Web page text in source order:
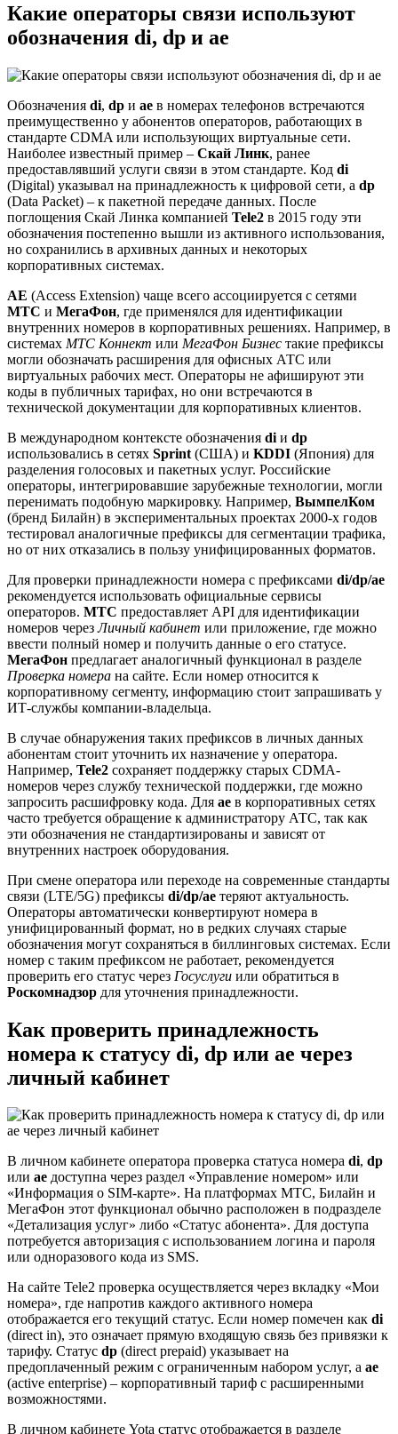
Какие операторы связи используют
обозначения di, dp и ae
Обозначения di, dp и ae в номерах телефонов встречаются
преимущественно у абонентов операторов, работающих в
стандарте CDMA или использующих виртуальные сети.
Наиболее известный пример – Скай Линк, ранее
предоставлявший услуги связи в этом стандарте. Код di
(Digital) указывал на принадлежность к цифровой сети, а dp
(Data Packet) – к пакетной передаче данных. После
поглощения Скай Линка компанией Tele2 в 2015 году эти
обозначения постепенно вышли из активного использования,
но сохранились в архивных данных и некоторых
корпоративных системах.
AE (Access Extension) чаще всего ассоциируется с сетями
МТС и МегаФон, где применялся для идентификации
внутренних номеров в корпоративных решениях. Например, в
системах МТС Коннект или МегаФон Бизнес такие префиксы
могли обозначать расширения для офисных АТС или
виртуальных рабочих мест. Операторы не афишируют эти
коды в публичных тарифах, но они встречаются в
технической документации для корпоративных клиентов.
В международном контексте обозначения di и dp
использовались в сетях Sprint (США) и KDDI (Япония) для
разделения голосовых и пакетных услуг. Российские
операторы, интегрировавшие зарубежные технологии, могли
перенимать подобную маркировку. Например, ВымпелКом
(бренд Билайн) в экспериментальных проектах 2000-х годов
тестировал аналогичные префиксы для сегментации трафика,
но от них отказались в пользу унифицированных форматов.
Для проверки принадлежности номера с префиксами di/dp/ae
рекомендуется использовать официальные сервисы
операторов. МТС предоставляет API для идентификации
номеров черезЛичный кабинет или приложение, где можно
ввести полный номер и получить данные о его статусе.
МегаФон предлагает аналогичный функционал в разделе
Проверка номера на сайте. Если номер относится к
корпоративному сегменту, информацию стоит запрашивать у
ИТ-службы компании-владельца.
В случае обнаружения таких префиксов в личных данных
абонентам стоит уточнить их назначение у оператора.
Например, Tele2 сохраняет поддержку старых CDMA-
номеров через службу технической поддержки, где можно
запросить расшифровку кода. Для ae в корпоративных сетях
часто требуется обращение к администратору АТС, так как
эти обозначения не стандартизированы и зависят от
внутренних настроек оборудования.
При смене оператора или переходе на современные стандарты
связи (LTE/5G) префиксы di/dp/ae теряют актуальность.
Операторы автоматически конвертируют номера в
унифицированный формат, но в редких случаях старые
обозначения могут сохраняться в биллинговых системах. Если
номер с таким префиксом не работает, рекомендуется
проверить его статус через Госуслуги или обратиться в
Роскомнадзор для уточнения принадлежности.
Как проверить принадлежность
номера к статусу di, dp или ae через
личный кабинет
В личном кабинете оператора проверка статуса номера di, dp
или ae доступна через раздел «Управление номером» или
«Информация о SIM-карте». На платформах МТС, Билайн и
МегаФон этот функционал обычно расположен в подразделе
«Детализация услуг» либо «Статус абонента». Для доступа
потребуется авторизация с использованием логина и пароля
или одноразового кода из SMS.
На сайте Tele2 проверка осуществляется через вкладку «Мои
номера», где напротив каждого активного номера
отображается его текущий статус. Если номер помечен как di
(direct in), это означает прямую входящую связь без привязки к
тарифу. Статус dp (direct prepaid) указывает на
предоплаченный режим с ограниченным набором услуг, а ae
(active enterprise) – корпоративный тариф с расширенными
возможностями.
В личном кабинете Yota статус отображается в разделе